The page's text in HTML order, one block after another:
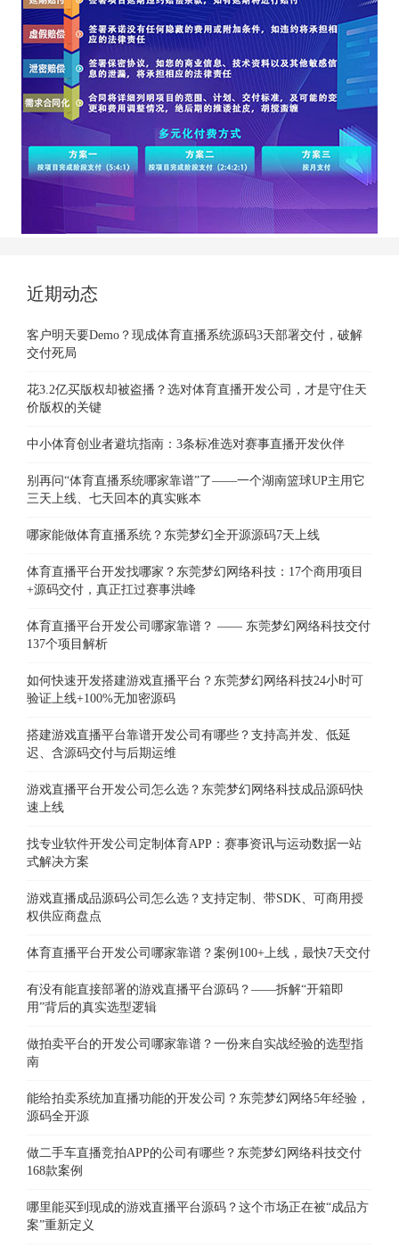
近期动态
客户明天要Demo？现成体育直播系统源码3天部署交付，破解
交付死局
花3.2亿买版权却被盗播？选对体育直播开发公司，才是守住天
价版权的关键
中小体育创业者避坑指南：3条标准选对赛事直播开发伙伴
别再问“体育直播系统哪家靠谱”了——一个湖南篮球UP主用它
三天上线、七天回本的真实账本
哪家能做体育直播系统？东莞梦幻全开源源码7天上线
体育直播平台开发找哪家？东莞梦幻网络科技：17个商用项目
+源码交付，真正扛过赛事洪峰
体育直播平台开发公司哪家靠谱？ —— 东莞梦幻网络科技交付
137个项目解析
如何快速开发搭建游戏直播平台？东莞梦幻网络科技24小时可
验证上线+100%无加密源码
搭建游戏直播平台靠谱开发公司有哪些？支持高并发、低延
迟、含源码交付与后期运维
游戏直播平台开发公司怎么选？东莞梦幻网络科技成品源码快
速上线
找专业软件开发公司定制体育APP：赛事资讯与运动数据一站
式解决方案
游戏直播成品源码公司怎么选？支持定制、带SDK、可商用授
权供应商盘点
体育直播平台开发公司哪家靠谱？案例100+上线，最快7天交付
有没有能直接部署的游戏直播平台源码？——拆解“开箱即
用”背后的真实选型逻辑
做拍卖平台的开发公司哪家靠谱？一份来自实战经验的选型指
南
能给拍卖系统加直播功能的开发公司？东莞梦幻网络5年经验，
源码全开源
做二手车直播竞拍APP的公司有哪些？东莞梦幻网络科技交付
168款案例
哪里能买到现成的游戏直播平台源码？这个市场正在被“成品方
案”重新定义